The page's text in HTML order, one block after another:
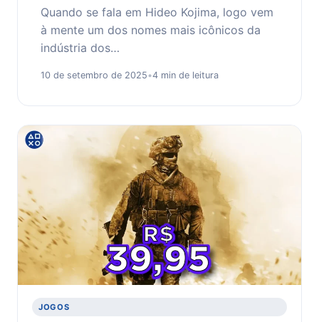
Quando se fala em Hideo Kojima, logo vem
à mente um dos nomes mais icônicos da
indústria dos…
10 de setembro de 2025•4 min de leitura
JOGOS